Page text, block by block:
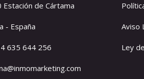
Estación de Cártama
- España
635 644 256
Aviso
Ley